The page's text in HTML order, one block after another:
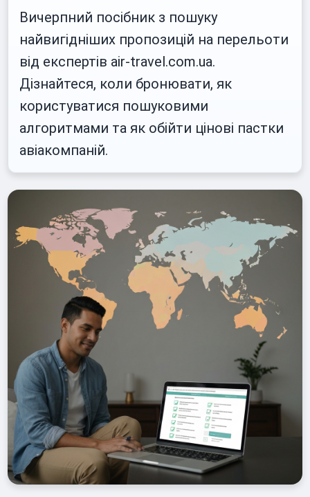
Вичерпний посібник з пошуку
найвигідніших пропозицій на перельоти
від експертів air-travel.com.ua.
Дізнайтеся, коли бронювати, як
користуватися пошуковими
алгоритмами та як обійти цінові пастки
авіакомпаній.